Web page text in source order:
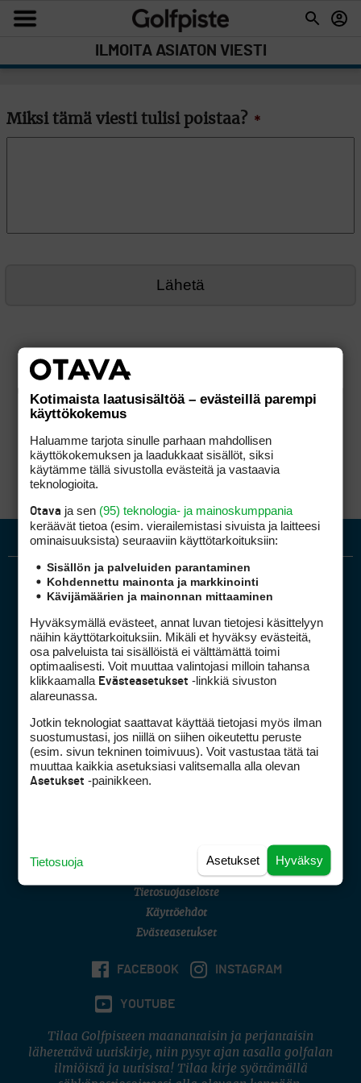
ILMOITA ASIATON VIESTI
Miksi tämä viesti tulisi poistaa? *
Golfpiste mediakortti
Golfpisteen yhteystiedot
DSA avoimuusraportti
Asiakaspalvelu
(digi) digi@otavamedia.fi
Tietosuojaseloste
Käyttöehdot
Evästeasetukset
FACEBOOK INSTAGRAM
YOUTUBE
Tilaa Golfpisteen maanantaisin ja perjantaisin
lähetettävä uutiskirje, niin pysyt ajan tasalla golfalan
ilmiöistä ja uutisista! Tilaa kirje syöttämällä
Kotimaista laatusisältöä – evästeillä parempi
käyttökokemus
Haluamme tarjota sinulle parhaan mahdollisen
käyttökokemuksen ja laadukkaat sisällöt, siksi
käytämme tällä sivustolla evästeitä ja vastaavia
teknologioita.
Otava ja sen (95) teknologia- ja mainoskumppania
keräävät tietoa (esim. vierailemis­tasi sivuista ja laitteesi
ominaisuuk­sista) seuraaviin käyttötarkoituksiin:
Sisällön ja palveluiden parantaminen
Kohdennettu mainonta ja markkinointi
Kävijämäärien ja mainonnan mittaaminen
Hyväksymällä evästeet, annat luvan tietojesi käsittelyyn
näihin käyttötarkoituksiin. Mikäli et hyväksy evästeitä,
osa palveluista tai sisällöistä ei välttämättä toimi
optimaalisesti. Voit muuttaa valintojasi milloin tahansa
klikkaamalla Evästeasetukset -linkkiä sivuston
alareunassa.
Jotkin teknologiat saattavat käyttää tietojasi myös ilman
suostumustasi, jos niillä on siihen oikeutettu peruste
(esim. sivun tekninen toimivuus). Voit vastustaa tätä tai
muuttaa kaikkia asetuksiasi valitsemalla alla olevan
Asetukset -painikkeen.
Hyväksy
Asetukset
Tietosuoja